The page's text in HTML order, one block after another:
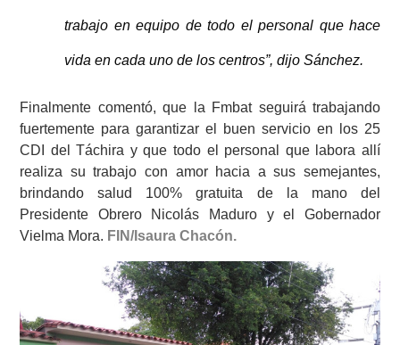
trabajo en equipo de todo el personal que hace
vida en cada uno de los centros”, dijo Sánchez.
Finalmente comentó, que la Fmbat seguirá trabajando
fuertemente para garantizar el buen servicio en los 25
CDI del Táchira y que todo el personal que labora allí
realiza su trabajo con amor hacia a sus semejantes,
brindando salud 100% gratuita de la mano del
Presidente Obrero Nicolás Maduro y el Gobernador
Vielma Mora. FIN/Isaura Chacón.